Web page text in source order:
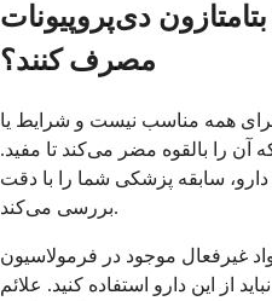
دی‌پروپیونات
مصرف کنند؟
برای همه مناسب نیست و شرایط یا
را بالقوه مضر می‌کند تا مفید.
سابقه پزشکی شما را با دقت
بررسی می‌کند.
غیرفعال موجود در فرمولاسیون
از این دارو استفاده کنید. علائم